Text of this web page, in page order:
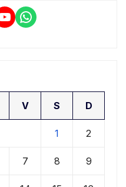
WhatsApp
V S D
1 2
7 8 9